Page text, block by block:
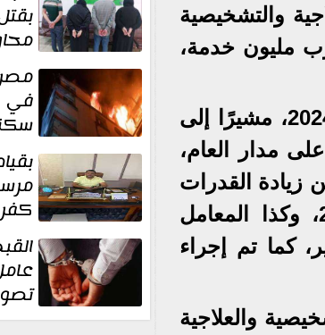
والتشخيصية
مليون خدمة،
واستعرض الدكتور/ محمد شوقي خدمات المركز الطبية خلال عام 2024، مشيرًا إلى
التي قدمت خدماتها لـ 144682 شخصًا على مدار العام،
لنحو 8579 مريضًا، فضلا عن زيادة القدرات
الاستيعابية للرعاية المركزة واستيعابها 1390 حالة خلال عام 2024، وكذا المعامل
كما تم إجراء
والعلاجية
المنوفية في
ضربات أمنية...